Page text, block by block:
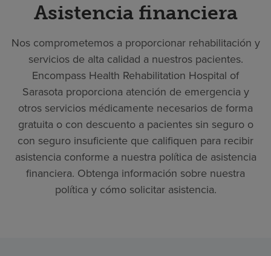
Asistencia financiera
Nos comprometemos a proporcionar rehabilitación y
servicios de alta calidad a nuestros pacientes.
Encompass Health Rehabilitation Hospital of
Sarasota proporciona atención de emergencia y
otros servicios médicamente necesarios de forma
gratuita o con descuento a pacientes sin seguro o
con seguro insuficiente que califiquen para recibir
asistencia conforme a nuestra política de asistencia
financiera. Obtenga información sobre nuestra
política y cómo solicitar asistencia.